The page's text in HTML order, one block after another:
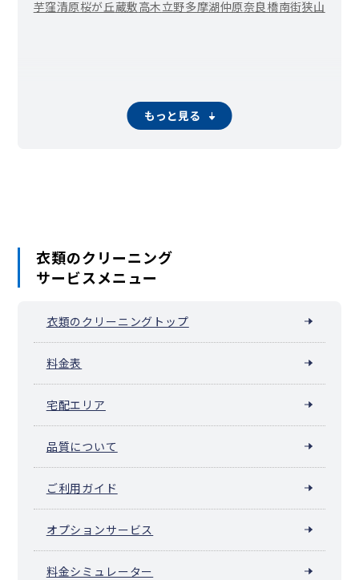
芋窪清原桜が丘蔵敷高木立野多摩湖仲原奈良橋南街狭山
もっと見る
衣類のクリーニング
サービスメニュー
衣類のクリーニングトップ
料金表
宅配エリア
品質について
ご利用ガイド
オプションサービス
料金シミュレーター